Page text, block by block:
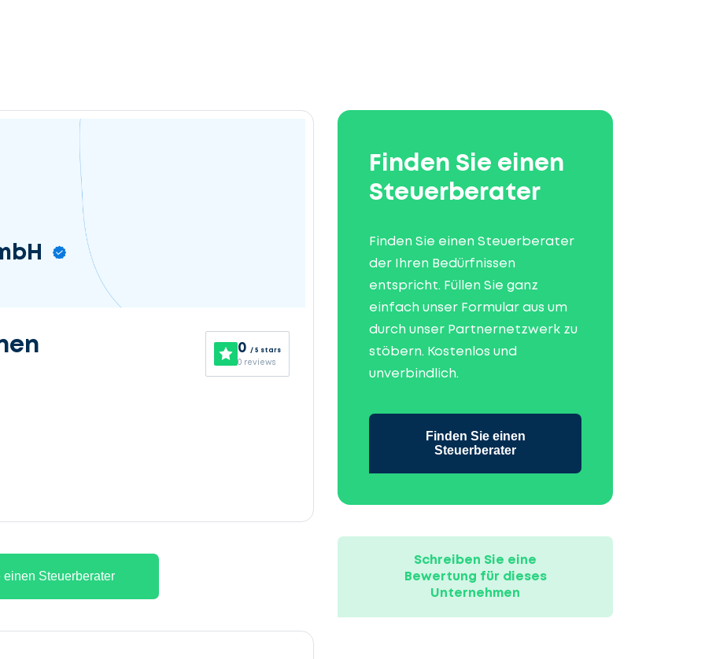
0 / 5 stars
0 reviews
einen Steuerberater
Finden Sie einen
Steuerberater
Finden Sie einen Steuerberater
der Ihren Bedürfnissen
entspricht. Füllen Sie ganz
einfach unser Formular aus um
durch unser Partnernetzwerk zu
stöbern. Kostenlos und
unverbindlich.
Finden Sie einen
Steuerberater
Schreiben Sie eine
Bewertung für dieses
Unternehmen